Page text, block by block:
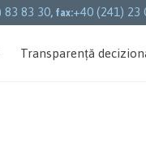
83 83 30, fax:+40 (241) 23
Transparență